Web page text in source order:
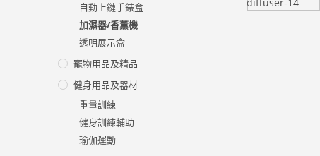
自動上鏈手錶盒
加濕器/香薰機
透明展示盒
寵物用品及精品
健身用品及器材
重量訓練
健身訓練輔助
瑜伽運動